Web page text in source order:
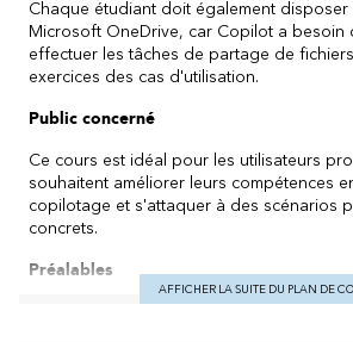
Chaque étudiant doit également
Microsoft OneDrive, car Copilot a besoin
effectuer les tâches de partage de
exercices des cas d'utilisation.
Public concerné
Ce cours est idéal pour les utilisateurs
souhaitent améliorer leurs compétences
copilotage et s'attaquer à des scénarios
concrets.
Préalables
AFFICHER LA SUITE DU PLAN DE